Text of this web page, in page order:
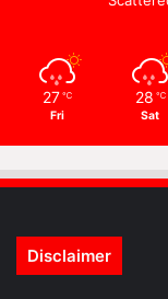
27 ℃
Fri
28 ℃
Sat
Disclaimer